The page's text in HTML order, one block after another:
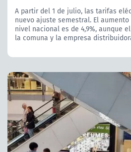
A partir del 1 de julio, las tarifas
nuevo ajuste semestral. El
nivel nacional es de 4,9%, aunque
la comuna y la empresa